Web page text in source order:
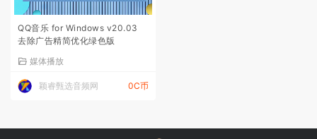
QQ音乐 for Windows v20.03
去除广告精简优化绿色版
媒体播放
颖睿甄选音频网 0C币